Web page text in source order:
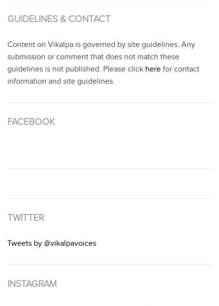
GUIDELINES & CONTACT
Content on Vikalpa is governed by site guidelines. Any
submission or comment that does not match these
guidelines is not published. Please click here for contact
information and site guidelines.
FACEBOOK
TWITTER
Tweets by @vikalpavoices
INSTAGRAM